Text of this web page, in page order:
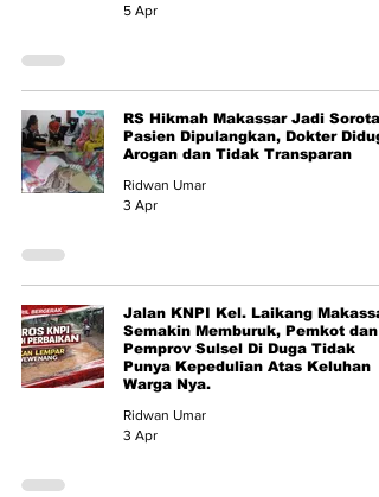
5 Apr
RS Hikmah Makassar Jadi
Pasien Dipulangkan, Dokter
Arogan dan Tidak Transparan
Ridwan Umar
3 Apr
Jalan KNPI Kel. Laikang
Semakin Memburuk, Pemkot dan
Pemprov Sulsel Di Duga Tidak
Punya Kepedulian Atas Keluhan
Warga Nya.
Ridwan Umar
3 Apr